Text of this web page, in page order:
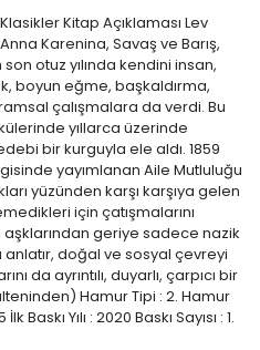
Kitap Açıklaması Lev
Karenina, Savaş ve Barış,
son otuz yılında kendini insan,
boyun eğme, başkaldırma,
çalışmalara da verdi. Bu
yıllarca üzerinde
bir kurguyla ele aldı. 1859
yayımlanan Aile Mutluluğu
yüzünden karşı karşıya gelen
için çatışmalarını
geriye sadece nazik
anlatır, doğal ve sosyal çevreyi
da ayrıntılı, duyarlı, çarpıcı bir
Hamur Tipi : 2. Hamur
Baskı Yılı : 2020 Baskı Sayısı : 1.